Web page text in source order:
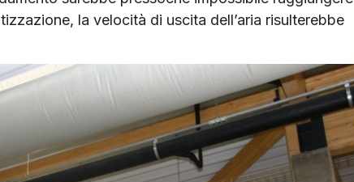
la velocità di uscita dell’aria risulterebbe